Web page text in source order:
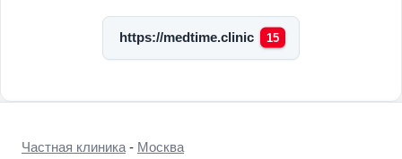
https://medtime.clinic 15
Частная клиника- Москва